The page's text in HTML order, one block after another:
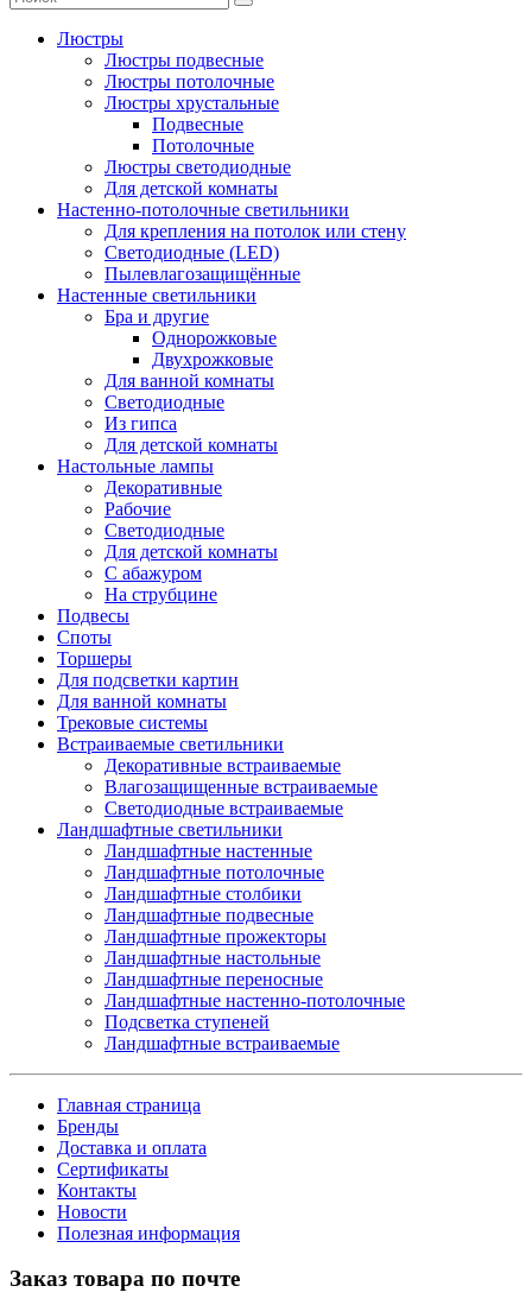
Люстры
Люстры подвесные
Люстры потолочные
Люстры хрустальные
Подвесные
Потолочные
Люстры светодиодные
Для детской комнаты
Настенно-потолочные светильники
Для крепления на потолок или стену
Светодиодные (LED)
Пылевлагозащищённые
Настенные светильники
Бра и другие
Однорожковые
Двухрожковые
Для ванной комнаты
Светодиодные
Из гипса
Для детской комнаты
Настольные лампы
Декоративные
Рабочие
Светодиодные
Для детской комнаты
С абажуром
На струбцине
Подвесы
Споты
Торшеры
Для подсветки картин
Для ванной комнаты
Трековые системы
Встраиваемые светильники
Декоративные встраиваемые
Влагозащищенные встраиваемые
Светодиодные встраиваемые
Ландшафтные светильники
Ландшафтные настенные
Ландшафтные потолочные
Ландшафтные столбики
Ландшафтные подвесные
Ландшафтные прожекторы
Ландшафтные настольные
Ландшафтные переносные
Ландшафтные настенно-потолочные
Подсветка ступеней
Ландшафтные встраиваемые
Главная страница
Бренды
Доставка и оплата
Сертификаты
Контакты
Новости
Полезная информация
Заказ товара по почте